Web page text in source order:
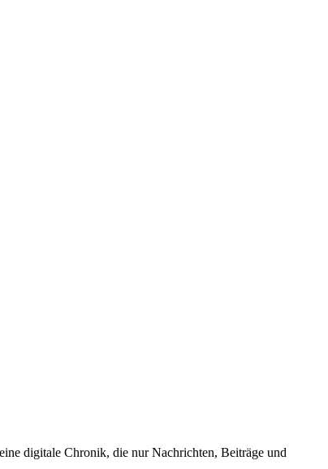
digitale Chronik, die nur Nachrichten, Beiträge und